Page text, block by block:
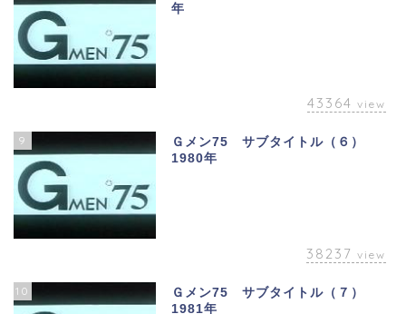
年
43364 view
9
Ｇメン75 サブタイトル（６）
1980年
38237 view
10
Ｇメン75 サブタイトル（７）
1981年